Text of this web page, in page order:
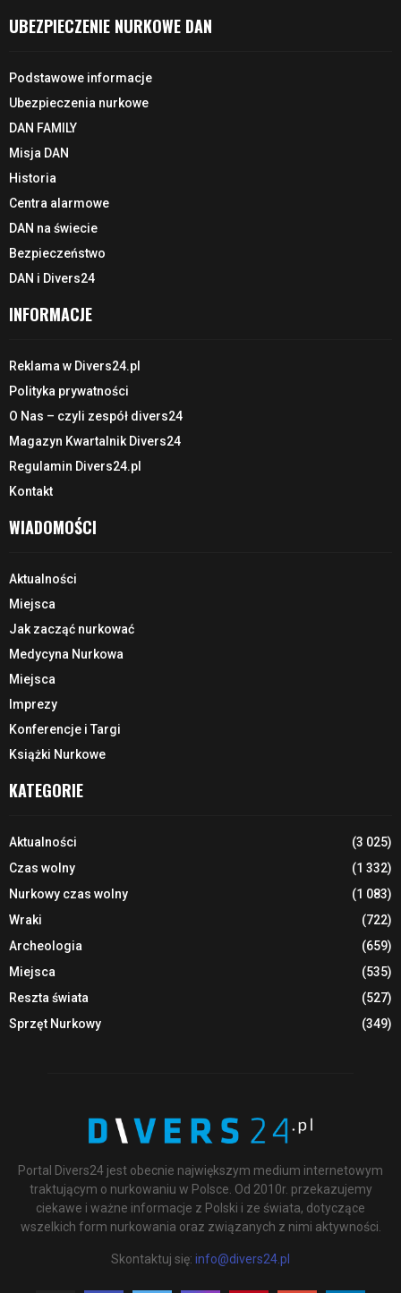
UBEZPIECZENIE NURKOWE DAN
Podstawowe informacje
Ubezpieczenia nurkowe
DAN FAMILY
Misja DAN
Historia
Centra alarmowe
DAN na świecie
Bezpieczeństwo
DAN i Divers24
INFORMACJE
Reklama w Divers24.pl
Polityka prywatności
O Nas – czyli zespół divers24
Magazyn Kwartalnik Divers24
Regulamin Divers24.pl
Kontakt
WIADOMOŚCI
Aktualności
Miejsca
Jak zacząć nurkować
Medycyna Nurkowa
Miejsca
Imprezy
Konferencje i Targi
Książki Nurkowe
KATEGORIE
Aktualności
(3 025)
Czas wolny
(1 332)
Nurkowy czas wolny
(1 083)
Wraki
(722)
Archeologia
(659)
Miejsca
(535)
Reszta świata
(527)
Sprzęt Nurkowy
(349)
Portal Divers24 jest obecnie największym medium internetowym
traktującym o nurkowaniu w Polsce. Od 2010r. przekazujemy
ciekawe i ważne informacje z Polski i ze świata, dotyczące
wszelkich form nurkowania oraz związanych z nimi aktywności.
Skontaktuj się: info@divers24.pl